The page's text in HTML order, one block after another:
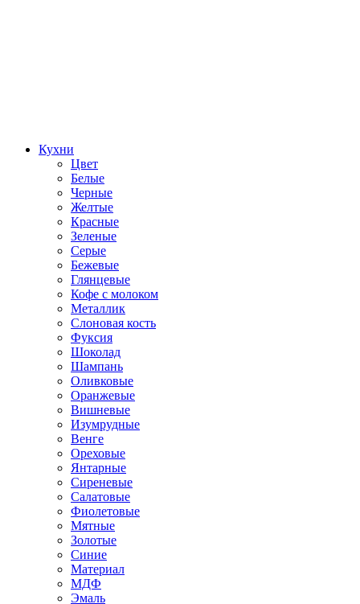
Кухни
Цвет
Белые
Черные
Желтые
Красные
Зеленые
Серые
Бежевые
Глянцевые
Кофе с молоком
Металлик
Слоновая кость
Фуксия
Шоколад
Шампань
Оливковые
Оранжевые
Вишневые
Изумрудные
Венге
Ореховые
Янтарные
Сиреневые
Салатовые
Фиолетовые
Мятные
Золотые
Синие
Материал
МДФ
Эмаль